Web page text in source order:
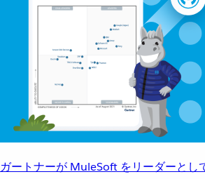
ガートナーが MuleSoft をリーダーとし